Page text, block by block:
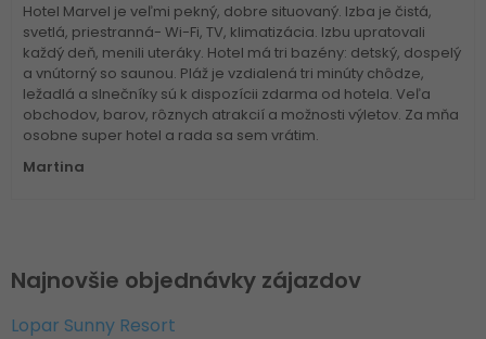
Hotel Marvel je veľmi pekný, dobre situovaný. Izba je čistá,
svetlá, priestranná- Wi-Fi, TV, klimatizácia. Izbu upratovali
každý deň, menili uteráky. Hotel má tri bazény: detský, dospelý
a vnútorný so saunou. Pláž je vzdialená tri minúty chôdze,
ležadlá a slnečníky sú k dispozícii zdarma od hotela. Veľa
obchodov, barov, rôznych atrakcií a možnosti výletov. Za mňa
osobne super hotel a rada sa sem vrátim.
Martina
Najnovšie objednávky zájazdov
Lopar Sunny Resort